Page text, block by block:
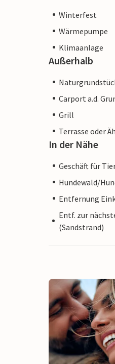
Winterfest
Wärmepumpe
Klimaanlage
Außerhalb
Carport a.d.
Grill
Terrasse oder
In der Nähe
Geschäft für
Hundewald/
Entfernung
Entf. zur
(Sandstrand)